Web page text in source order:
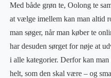
Med både grøn te, Oolong te
at vælge imellem kan man altid
man søger, når man køber te
har desuden sørget for nøje at
i alle kategorier. Derfor kan
helt, som den skal være – og